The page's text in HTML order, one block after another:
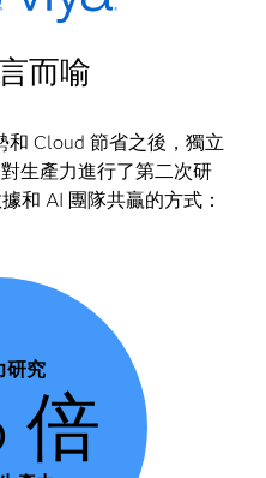
而喻
和 Cloud 節省之後，獨立
生產力進行了第二次研
和 AI 團隊共贏的方式：
研究
倍